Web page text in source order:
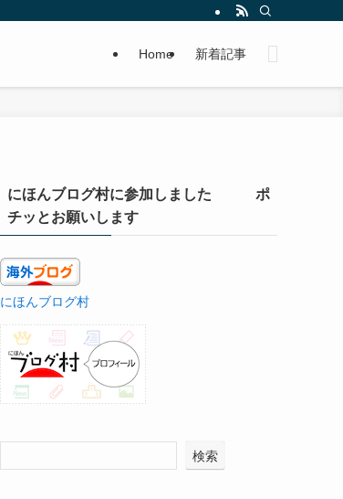
Home 新着記事
にほんブログ村に参加しました ポ
チッとお願いします
にほんブログ村
検索